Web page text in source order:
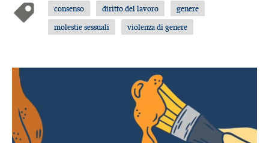
consenso diritto del lavoro
genere
molestie sessuali
violenza di genere